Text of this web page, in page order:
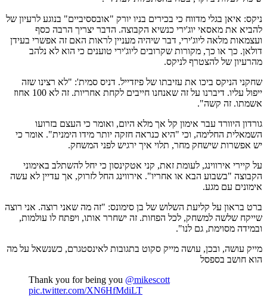
ניקס: איאן בגלי מדווח כי בכירים בניו יורק "אובססיביים" בנוגע לרעיון של
להביא את מאסאי יוג'ירי כנשיא הקבוצה. הדבר יצריך הרבה כסף
ועצמאות מלאה ליוג'ירי, דבר שיהיה מעניין לראות האם זה אפשרי בעידן
דולאן. כך או כך, מקורות שקרובים ליוג'ירי טוענים כי הוא לא נלהב
מהרעיון של להצטרף לניקס.
שחקני הניקס ביכו את עזיבתו של פיזדייל. דניס סמית': "לא רצינו שזה
ייפול עליו. דיברנו על זה שאנחנו חייבים לקחת אחריות. זה לא 100 אחוז
אשמתו. זה קשה".
גורדון היוורד עבר אימון קל אך מלא היום, ואומר כי העצם בזרועו
השמאלית החלימה, וכי "היא כנראה חזקה יותר מידו הימנית". אומר כי
יש אפשרות שישחק מחר, תלוי איך ירגיש לפני המשחק.
על קיירי אירווינג, לעומת זאת, קני אטקינסון כי יחל להשתלב באימוני
הקבוצה "בשבוע הבא או אחריו". אירווינג החל לזרוק, אך עדיין לא עשה
אימונים עם מגע.
ברט בראון על קליעת השלוש של בן סימונס: "זה מה שאני רוצה. אני רוצה
שייקח שלשה למשחק, לכל הפחות. זה ישחרר אותו, ויפתח לו עולמות,
ובמידה מסוימת, גם לנו".
מייק עושה, ובכן, עושה מייק סקוט בתגובות לאינסטגרם, כשנשאל על מה
הוא חושב בספסל
Thank you for being you @mikescott
pic.twitter.com/XN6HfMdiLT